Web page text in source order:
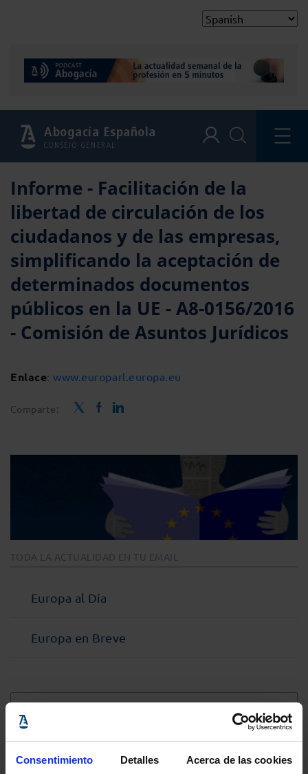
Consentimiento Detalles Acerca de las cookies
Abogacía Española
CONSEJO GENERAL
Informe - Facilitación de la
libertad de circulación de los
ciudadanos y de las empresas,
simplificando la aceptación de
determinados documentos
públicos en la UE - A8-0156/2016
- Comisión de Asuntos Jurídicos
Enlace:www.europarl.europa.eu
Comparte:
TODA LA ACTUALIDAD EN TU EMAIL
Europa al Día
Europa en Breve